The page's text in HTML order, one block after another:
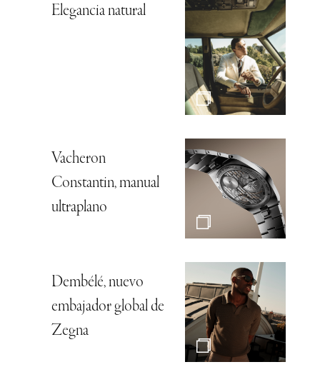
Elegancia natural
Vacheron
Constantin, manual
ultraplano
Dembélé, nuevo
embajador global de
Zegna